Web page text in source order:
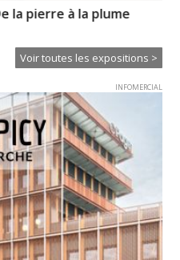
la pierre à la plume
Voir toutes les expositions >
INFOMERCIAL